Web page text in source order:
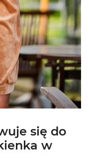
się do
w